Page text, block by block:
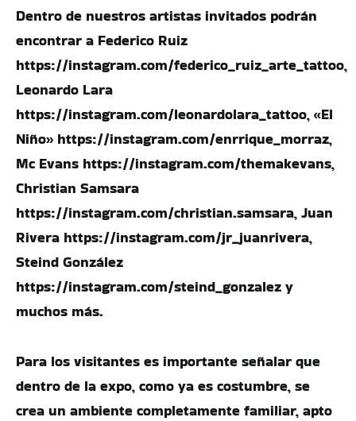
Dentro de nuestros artistas invitados podrán
encontrar a Federico Ruiz
https://instagram.com/federico_ruiz_arte_tattoo,
Leonardo Lara
https://instagram.com/leonardolara_tattoo, «El
Niño» https://instagram.com/enrrique_morraz,
Mc Evans https://instagram.com/themakevans,
Christian Samsara
https://instagram.com/christian.samsara, Juan
Rivera https://instagram.com/jr_juanrivera,
Steind González
https://instagram.com/steind_gonzalez y
muchos más.
Para los visitantes es importante señalar que
dentro de la expo, como ya es costumbre, se
crea un ambiente completamente familiar, apto